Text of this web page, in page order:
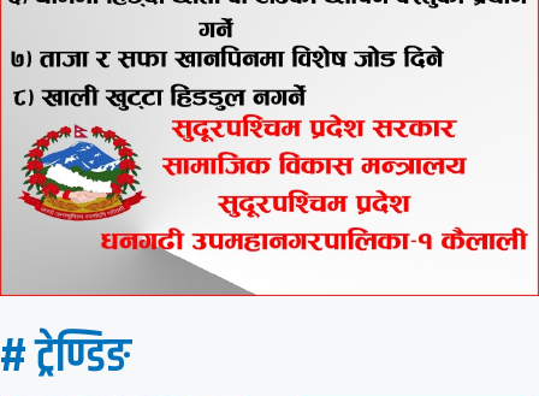
# ट्रेण्डिङ